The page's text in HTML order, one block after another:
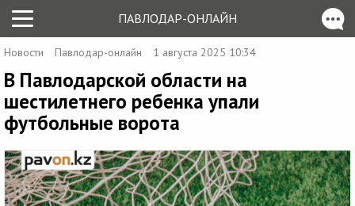
ПАВЛОДАР-ОНЛАЙН
Новости Павлодар-онлайн 1 августа 2025 10:34
В Павлодарской области на
шестилетнего ребенка упали
футбольные ворота